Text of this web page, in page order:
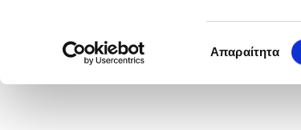
συγκατάθεσης
Απαραίτητα